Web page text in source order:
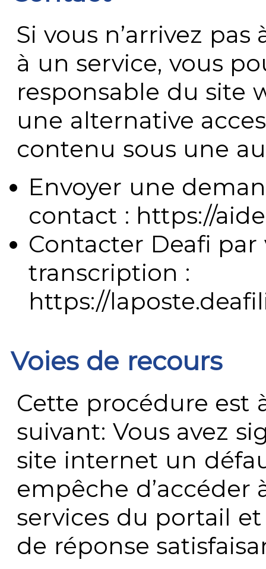
Si vous n’arrivez
à un service, vous
responsable du site
une alternative
contenu sous une
Envoyer une
contact : https://
Contacter Deafi
transcription :
https://
Voies de recours
Cette procédure est
suivant: Vous avez
site internet un
empêche
services du portail
de réponse